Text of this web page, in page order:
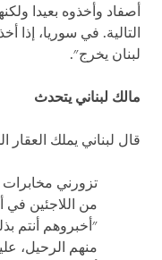
أصفاد وأخذوه بعيدا
التالية. في سوريا، إذا
لبنان يخرج".
مالك لبناني يتحدث
قال لبناني يملك العقار
تزورني
من اللاجئين في
"أخبروهم أنتم
منهم الرحيل،